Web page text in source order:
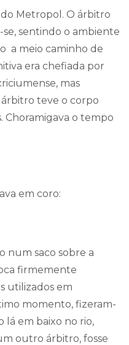
Metropol. O árbitro
sentindo o ambiente
a meio caminho de
era chefiada por
mas
teve o corpo
Choramigava o tempo
em coro:
num saco sobre a
firmemente
utilizados em
momento, fizeram-
lá em baixo no rio,
outro árbitro, fosse